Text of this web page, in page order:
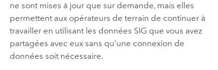
ne sont mises à jour que sur demande, mais elles
permettent aux opérateurs de terrain de continuer à
travailler en utilisant les données SIG que vous avez
partagées avec eux sans qu’une connexion de
données soit nécessaire.